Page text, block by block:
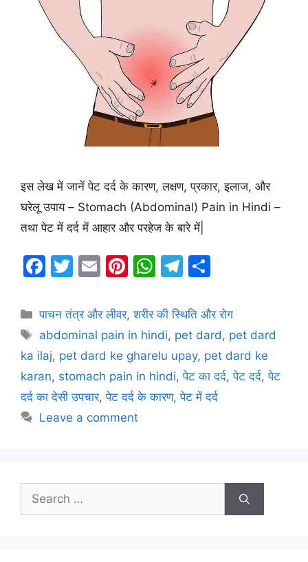
इस लेख में जानें पेट दर्द के कारण, लक्षण, प्रकार, इलाज, और
घरेलू उपाय – Stomach (Abdominal) Pain in Hindi –
तथा पेट में दर्द में आहार और परहेज के बारे में|
F
c
e
b
o
o
k
T
itt
er
E
ai
l
Pi
er
e
st
W
at
s
A
p
p
T
e
gr
a
m
ar
e
Categories
पाचन तंत्र और लीवर,शरीर की स्थिति और रोग
Tags
abdominal pain in hindi, pet dard, pet dard
ka ilaj, pet dard ke gharelu upay, pet dard ke
karan, stomach pain in hindi,पेट का दर्द,पेट दर्द,पेट
दर्द का देसी उपचार,पेट दर्द के कारण,पेट में दर्द
Leave a comment
Search
for: